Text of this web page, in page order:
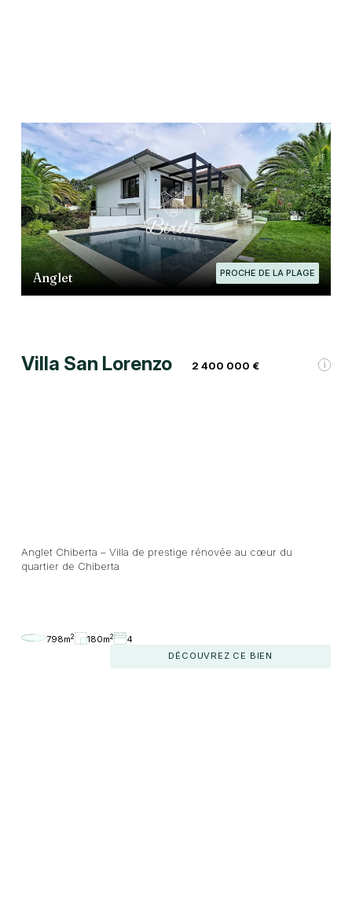
PROCHE DE LA PLAGE
Anglet
Villa San Lorenzo 2 400 000 €
Anglet Chiberta – Villa de prestige rénovée au cœur du
quartier de Chiberta
798m2 180m2
4
DÉCOUVREZ CE BIEN